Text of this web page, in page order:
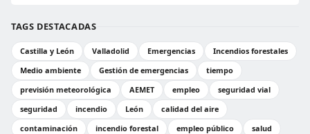
TAGS DESTACADAS
Castilla y León Valladolid Emergencias
Incendios forestales
Medio ambiente
Gestión de emergencias
tiempo
previsión meteorológica
AEMET empleo
seguridad vial
seguridad
incendio León
calidad del aire
contaminación
incendio forestal empleo público
salud